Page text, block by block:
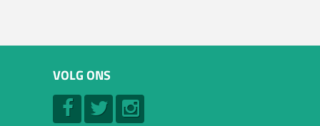
VOLG ONS